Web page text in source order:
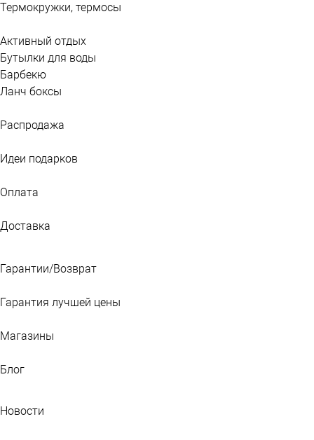
Термокружки, термосы
Активный отдых
Бутылки для воды
Барбекю
Ланч боксы
Распродажа
Идеи подарков
Оплата
Доставка
Гарантии/Возврат
Гарантия лучшей цены
Магазины
Блог
Новости